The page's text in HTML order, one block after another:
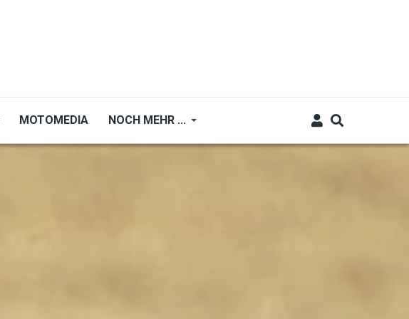
MOTOMEDIA NOCH MEHR ...